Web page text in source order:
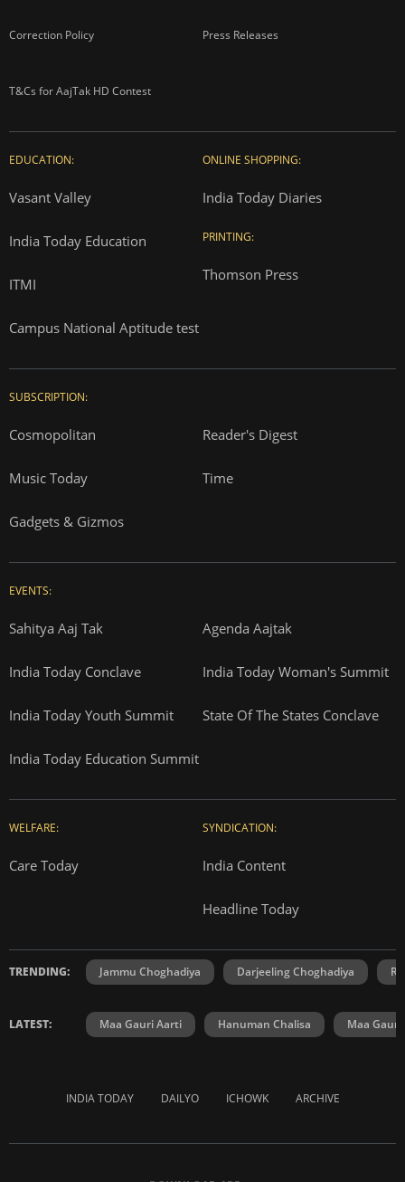
Correction Policy Press Releases
T&Cs for AajTak HD Contest
EDUCATION:
Vasant Valley
India Today Education
ITMI
Campus National Aptitude test
ONLINE SHOPPING:
India Today Diaries
PRINTING:
Thomson Press
SUBSCRIPTION:
Cosmopolitan Reader's Digest
Music Today Time
Gadgets & Gizmos
EVENTS:
Sahitya Aaj Tak Agenda Aajtak
India Today Conclave India Today Woman's Summit
India Today Youth Summit State Of The States Conclave
India Today Education Summit
WELFARE:
Care Today
SYNDICATION:
India Content
Headline Today
TRENDING: Jammu Choghadiya Darjeeling Choghadiya
LATEST: Maa Gauri Aarti Hanuman Chalisa Maa Gauri
INDIA TODAY DAILYO ICHOWK ARCHIVE